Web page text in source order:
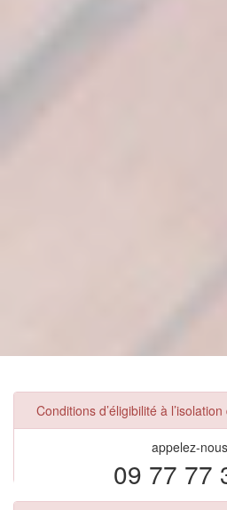
Conditions d’éligibilité à
appelez-
09 77 77